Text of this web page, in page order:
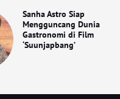
Sanha Astro Siap
Mengguncang Dunia
Gastronomi di Film
‘Suunjapbang’